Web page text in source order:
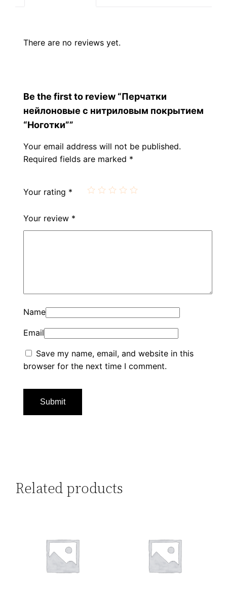
There are no reviews yet.
Be the first to review “Перчатки
нейлоновые с нитриловым покрытием
“Ноготки””
Your email address will not be published.
Required fields are marked *
Your rating *
Your review *
Name
Email
Save my name, email, and website in this
browser for the next time I comment.
Related products